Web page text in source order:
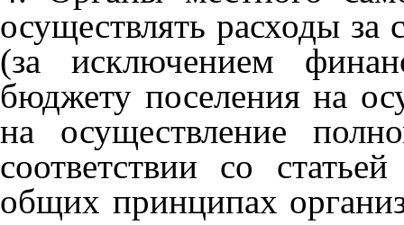
осуществлять расходы за
(за исключением
бюджету поселения на
на осуществление
соответствии со
общих принципах